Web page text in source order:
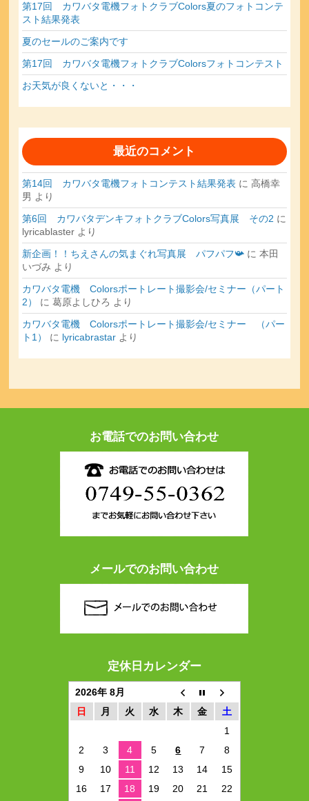
第17回 カワバタ電機フォトクラブColors夏のフォトコンテ
スト結果発表
夏のセールのご案内です
第17回 カワバタ電機フォトクラブColorsフォトコンテスト
お天気が良くないと・・・
最近のコメント
第14回 カワバタ電機フォトコンテスト結果発表 に高橋幸
男 より
第6回 カワバタデンキフォトクラブColors写真展 その2 に
lyricablaster より
新企画！！ちえさんの気まぐれ写真展 パフパフ📯 に本田
いづみ より
カワバタ電機 Colorsポートレート撮影会/セミナー（パート
2）
に葛原よしひろ より
カワバタ電機 Colorsポートレート撮影会/セミナー （パー
ト1）
に lyricabrastar より
お電話でのお問い合わせ
メールでのお問い合わせ
定休日カレンダー
2026年 8月
日
月 火 水 木 金
土
1
2
3 4 5 6 7
8
9
10 11 12 13 14
15
16
17 18 19 20 21
22